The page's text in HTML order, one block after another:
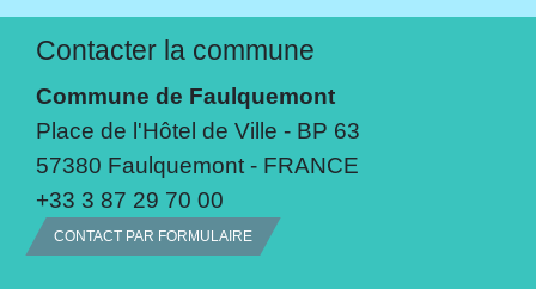
Contacter la commune
Commune de Faulquemont
Place de l'Hôtel de Ville - BP 63
57380 Faulquemont - FRANCE
+33 3 87 29 70 00
CONTACT PAR FORMULAIRE